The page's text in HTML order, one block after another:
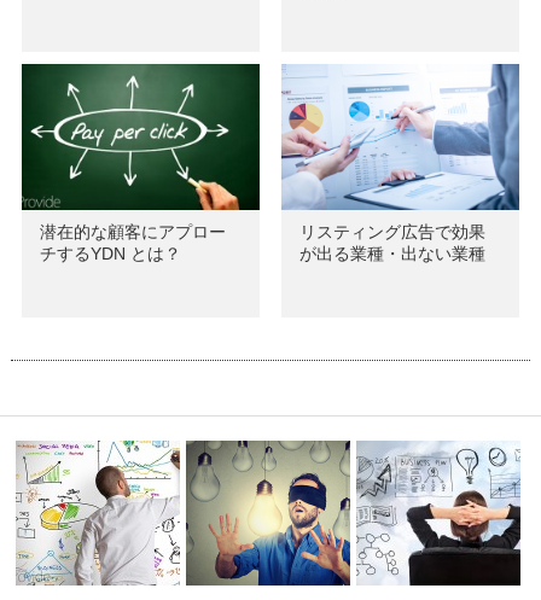
潜在的な顧客にアプロー
チするYDN とは？
リスティング広告で効果
が出る業種・出ない業種